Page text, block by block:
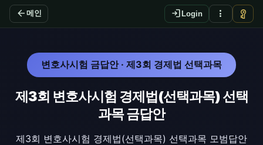
arrow_back 메인 login Login more_vert vpn_key
변호사시험 금답안 · 제3회 경제법 선택과목
제3회 변호사시험 경제법(선택과목) 선택
과목 금답안
제3회 변호사시험 경제법(선택과목) 선택과목 모범답안